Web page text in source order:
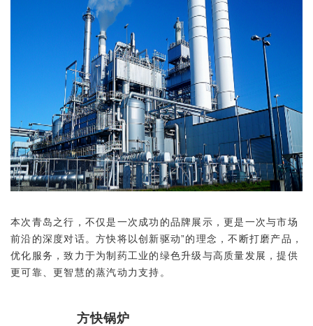
本次青岛之行，不仅是一次成功的品牌展示，更是一次与市场
前沿的深度对话。方快将以创新驱动”的理念，不断打磨产品，
优化服务，致力于为制药工业的绿色升级与高质量发展，提供
更可靠、更智慧的蒸汽动力支持。
方快锅炉